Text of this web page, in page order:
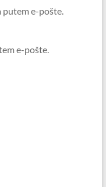
e-pošte.
e-pošte.